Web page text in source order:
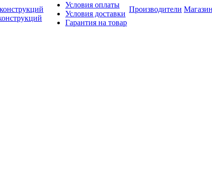
Условия оплаты
Условия доставки
Гарантия на товар
Производители